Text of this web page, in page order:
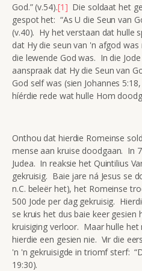
God.” (v.54).[1] Die soldaat het
gespot het: “As U die Seun van
(v.40). Hy het verstaan dat hulle
dat Hy die seun van 'n afgod
die lewende God was. In die
aanspraak dat Hy die Seun van
God self was (sien Johannes
híérdie rede wat hulle Hom
Onthou dat hierdie Romeinse
mense aan kruise doodgaan. In
Judea. In reaksie het Quintilius
gekruisig. Baie jare ná Jesus se
n.C. beleër het), het Romeinse
500 Jode per dag gekruisig.
se kruis het dus baie keer
kruisiging verloor. Maar hulle
hierdie een gesien nie. Vir die
'n 'n gekruisigde in triomf sterf:
19:30).